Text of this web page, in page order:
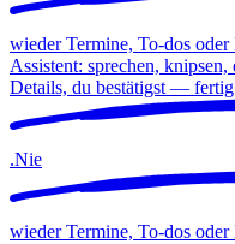
wieder Termine, To-dos
Assistent: sprechen,
Details, du bestätigst — fertig
.Nie
wieder Termine, To-dos